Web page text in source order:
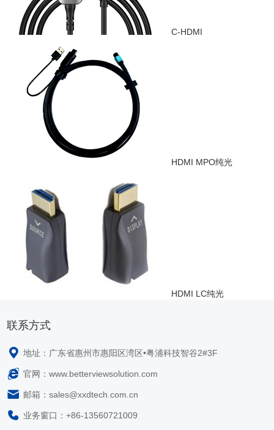
C-HDMI
HDMI MPO纯光
HDMI LC纯光
联系方式
地址：广东省惠州市惠阳区湾区•粤浦科技智谷2#3F
官网：www.betterviewsolution.com
邮箱：sales@xxdtech.com.cn
业务窗口：+86-13560721009